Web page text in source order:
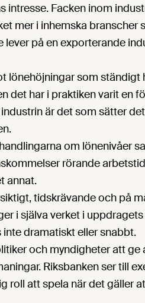
Facken inom
mer i inhemska branscher
lever på en exporterande
lönehöjningar som ständigt
det har i praktiken varit en
är det som sätter
om lönenivåer
rörande
annat.
tidskrävande och på
i själva verket i
dramatiskt eller snabbt.
och myndigheter att
Riksbanken ser till
roll att spela när det gäller